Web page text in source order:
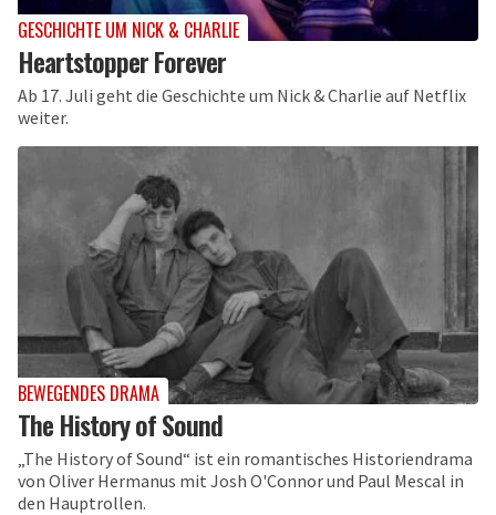
GESCHICHTE UM NICK & CHARLIE
Heartstopper Forever
Ab 17. Juli geht die Geschichte um Nick & Charlie auf Netflix
weiter.
BEWEGENDES DRAMA
The History of Sound
„The History of Sound“ ist ein romantisches Historiendrama
von Oliver Hermanus mit Josh O'Connor und Paul Mescal in
den Hauptrollen.